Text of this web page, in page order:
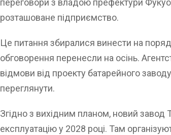
переговори з владою префектури
розташоване підприємство.
Це питання збиралися винести на
обговорення перенесли на осінь.
відмови від проекту батарейного
переглянути.
Згідно з вихідним планом, новий
експлуатацію у 2028 році. Там